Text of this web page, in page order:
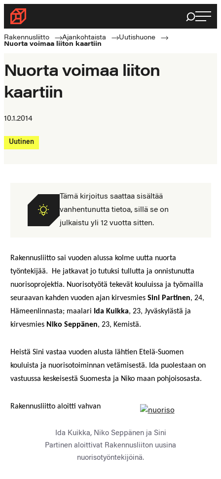
Siirry
suoraan
sisältöön
Rakennusliitto
Rakennusalan
ammattilaisten
Haku
Rakennusliitto Ajankohtaista
Uutishuone
Nuorta voimaa liiton kaartiin
Nuorta voimaa liiton
kaartiin
10.1.2014
Uutinen
Tämä kirjoitus saattaa sisältää
vanhentunutta tietoa, sillä se on
julkaistu yli 12 vuotta sitten.
Rakennusliitto sai vuoden alussa kolme uutta nuorta
työntekijää. He jatkavat jo tutuksi tullutta ja onnistunutta
nuorisoprojektia. Nuorisotyötä tekevät kouluissa ja työmailla
seuraavan kahden vuoden ajan kirvesmies Sini Partinen, 24,
Hämeenlinnasta; maalari Ida Kuikka, 23, Jyväskylästä ja
kirvesmies Niko Seppänen, 23, Kemistä.
Heistä Sini vastaa vuoden alusta lähtien Etelä-Suomen
kouluista ja nuorisotoiminnan vetämisestä. Ida puolestaan on
vastuussa keskeisestä Suomesta ja Niko maan pohjoisosasta.
Ida Kuikka, Niko Seppänen ja Sini
Partinen aloittivat Rakennusliiton uusina
nuorisotyöntekijöinä.
Rakennusliitto aloitti vahvan